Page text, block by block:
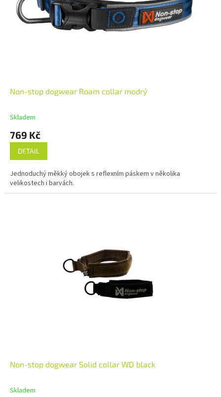
Non-stop dogwear Roam collar modrý
Skladem
769 Kč
DETAIL
Jednoduchý měkký obojek s reflexním páskem v několika
velikostech i barvách.
Non-stop dogwear Solid collar WD black
Skladem